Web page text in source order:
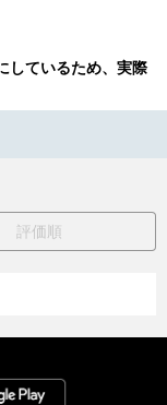
しているため、実際
評価順